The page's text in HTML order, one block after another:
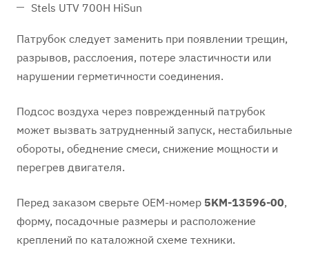
Stels UTV 700H HiSun
Патрубок следует заменить при появлении трещин,
разрывов, расслоения, потере эластичности или
нарушении герметичности соединения.
Подсос воздуха через поврежденный патрубок
может вызвать затрудненный запуск, нестабильные
обороты, обеднение смеси, снижение мощности и
перегрев двигателя.
Перед заказом сверьте OEM-номер 5KM-13596-00,
форму, посадочные размеры и расположение
креплений по каталожной схеме техники.